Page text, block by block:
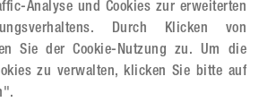
Analyse und Cookies zur erweiterten
Durch Klicken von
Sie der Cookie-Nutzung zu. Um die
zu verwalten, klicken Sie bitte auf